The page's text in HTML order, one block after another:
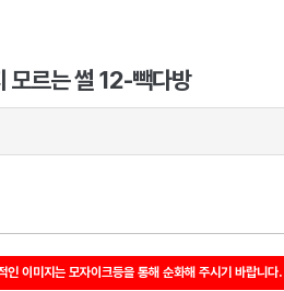
모르는 썰 12-빽다방
이미지는 모자이크등을 통해 순화해 주시기 바랍니다.